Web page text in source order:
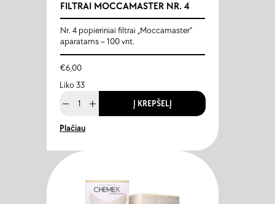
FILTRAI MOCCAMASTER NR. 4
Nr. 4 popieriniai filtrai „Moccamaster“
aparatams – 100 vnt.
€6,00
Liko 33
Į KREPŠELĮ
Plačiau